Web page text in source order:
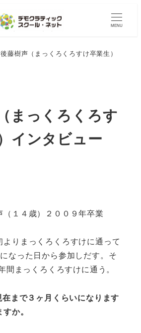
MENU
後藤樹声（まっくろくろすけ卒業生）
まっくろくろす
インタビュー
１４歳）２００９年卒業
よりまっくろくろすけに通って
なった日から参加しだす。そ
間まっくろくろすけに通う。
まで３ヶ月くらいになります
か。